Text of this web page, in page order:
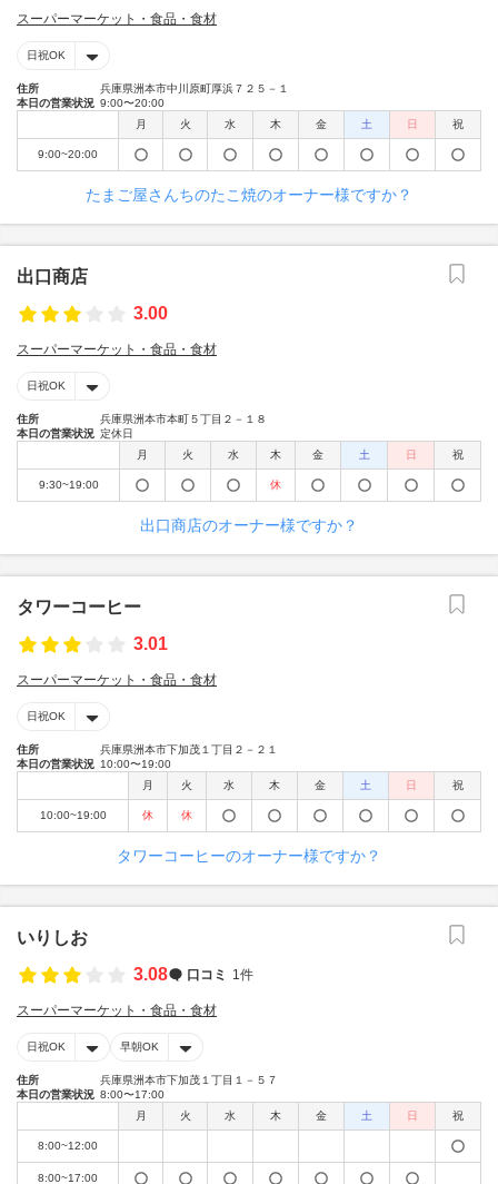
スーパーマーケット・食品・食材
日祝OK
住所
兵庫県洲本市中川原町厚浜７２５－１
本日の営業状況 9:00〜20:00
月
火 水 木 金 土 日 祝
9:00~20:00
たまご屋さんちのたこ焼のオーナー様ですか？
出口商店
3.00
スーパーマーケット・食品・食材
日祝OK
住所
兵庫県洲本市本町５丁目２－１８
本日の営業状況 定休日
月
火 水 木 金 土 日 祝
9:30~19:00 休
出口商店のオーナー様ですか？
タワーコーヒー
3.01
スーパーマーケット・食品・食材
日祝OK
住所
兵庫県洲本市下加茂１丁目２－２１
本日の営業状況 10:00〜19:00
月
火 水 木 金 土 日 祝
10:00~19:00 休 休
タワーコーヒーのオーナー様ですか？
いりしお
3.08
口コミ 1件
スーパーマーケット・食品・食材
日祝OK 早朝OK
住所
兵庫県洲本市下加茂１丁目１－５７
本日の営業状況 8:00〜17:00
月
火 水 木 金 土 日 祝
8:00~12:00
8:00~17:00